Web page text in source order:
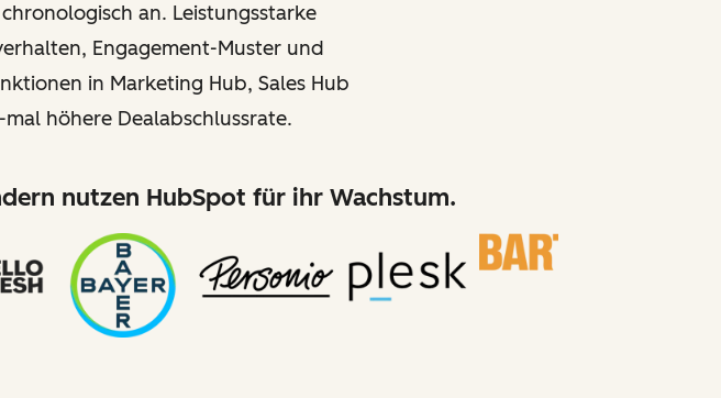
an. Leistungsstarke
Engagement-Muster und
in Marketing Hub, Sales Hub
höhere Dealabschlussrate.
nutzen HubSpot für ihr Wachstum.